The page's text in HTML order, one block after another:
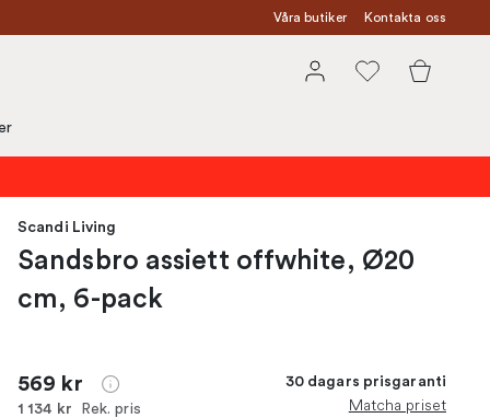
Våra butiker Kontakta oss
Scandi Living
Sandsbro assiett offwhite, Ø20
cm, 6-pack
569 kr
1 134 kr Rek. pris
30 dagars prisgaranti
Matcha priset